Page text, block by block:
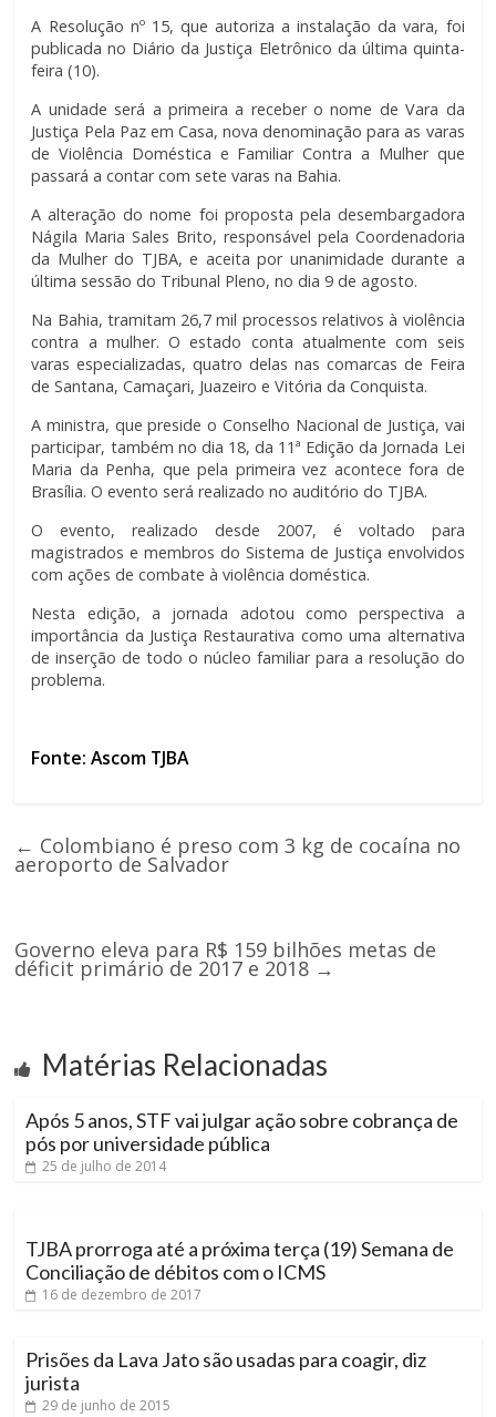
A Resolução nº 15, que autoriza a instalação da vara, foi
publicada no Diário da Justiça Eletrônico da última quinta-
feira (10).
A unidade será a primeira a receber o nome de Vara da
Justiça Pela Paz em Casa, nova denominação para as varas
de Violência Doméstica e Familiar Contra a Mulher que
passará a contar com sete varas na Bahia.
A alteração do nome foi proposta pela desembargadora
Nágila Maria Sales Brito, responsável pela Coordenadoria
da Mulher do TJBA, e aceita por unanimidade durante a
última sessão do Tribunal Pleno, no dia 9 de agosto.
Na Bahia, tramitam 26,7 mil processos relativos à violência
contra a mulher. O estado conta atualmente com seis
varas especializadas, quatro delas nas comarcas de Feira
de Santana, Camaçari, Juazeiro e Vitória da Conquista.
A ministra, que preside o Conselho Nacional de Justiça, vai
participar, também no dia 18, da 11ª Edição da Jornada Lei
Maria da Penha, que pela primeira vez acontece fora de
Brasília. O evento será realizado no auditório do TJBA.
O evento, realizado desde 2007, é voltado para
magistrados e membros do Sistema de Justiça envolvidos
com ações de combate à violência doméstica.
Nesta edição, a jornada adotou como perspectiva a
importância da Justiça Restaurativa como uma alternativa
de inserção de todo o núcleo familiar para a resolução do
problema.
Fonte: Ascom TJBA
← Colombiano é preso com 3 kg de cocaína no
aeroporto de Salvador
Governo eleva para R$ 159 bilhões metas de
déficit primário de 2017 e 2018 →
Matérias Relacionadas
Após 5 anos, STF vai julgar ação sobre cobrança de
pós por universidade pública
25 de julho de 2014
TJBA prorroga até a próxima terça (19) Semana de
Conciliação de débitos com o ICMS
16 de dezembro de 2017
Prisões da Lava Jato são usadas para coagir, diz
jurista
29 de junho de 2015